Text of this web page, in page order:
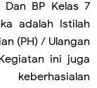
Dan BP Kelas 7
adalah Istilah
(PH) / Ulangan
ini juga